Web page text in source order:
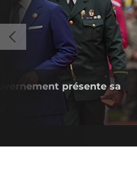
présente sa